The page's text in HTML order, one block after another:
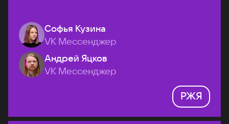
Софья Кузина
VK Мессенджер
Андрей Яцков
VK Мессенджер
РЖЯ